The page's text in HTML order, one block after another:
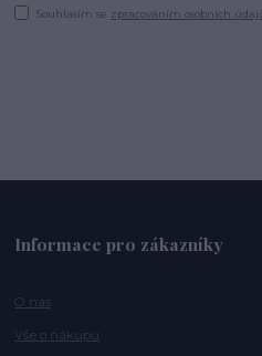
Souhlasím se zpracováním osobních údajů
Informace pro zákazníky
O nás
Vše o nákupu